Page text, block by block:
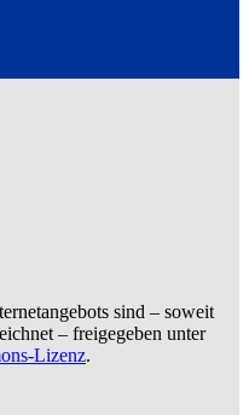
sind – soweit
– freigegeben unter
Lizenz.